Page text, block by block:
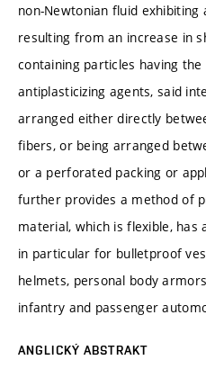
non-Newtonian fluid exhibiting
resulting from an increase in
containing particles having
antiplasticizing agents, said
arranged either directly
fibers, or being arranged
or a perforated packing or
further provides a method of
material, which is flexible, has
in particular for bulletproof
helmets, personal body
infantry and passenger
ANGLICKÝ ABSTRAKT